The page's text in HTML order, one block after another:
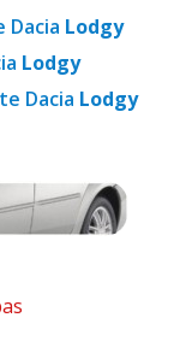
Lodgy
Lodgy
Dacia Lodgy